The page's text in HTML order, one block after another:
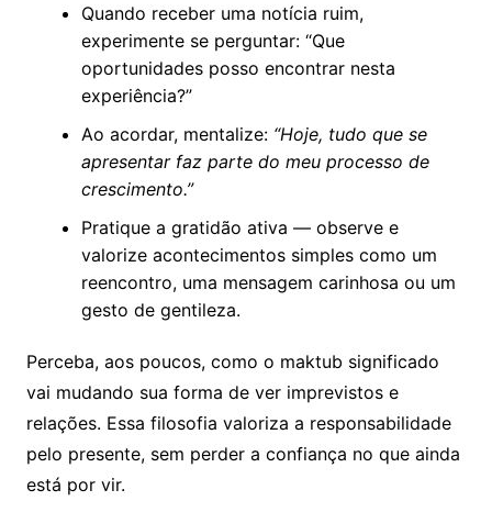
Quando receber uma notícia ruim,
experimente se perguntar: “Que
oportunidades posso encontrar nesta
experiência?”
Ao acordar, mentalize: “Hoje, tudo que se
apresentar faz parte do meu processo de
crescimento.”
Pratique a gratidão ativa — observe e
valorize acontecimentos simples como um
reencontro, uma mensagem carinhosa ou um
gesto de gentileza.
Perceba, aos poucos, como o maktub significado
vai mudando sua forma de ver imprevistos e
relações. Essa filosofia valoriza a responsabilidade
pelo presente, sem perder a confiança no que ainda
está por vir.